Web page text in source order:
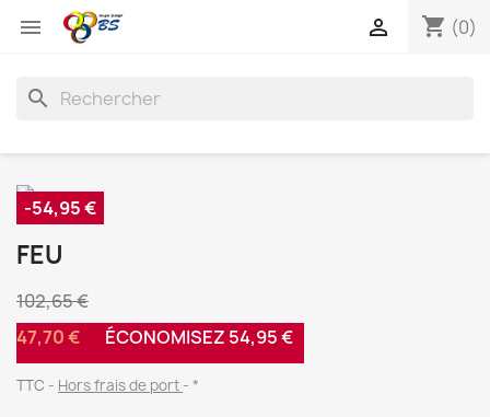
 shopping_cart (0)

search
-54,95 €
FEU
102,65 €
47,70 €
ÉCONOMISEZ 54,95 €
TTC Hors frais de port *